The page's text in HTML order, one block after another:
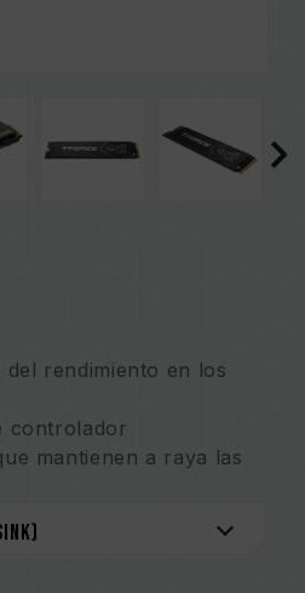
rendimiento en los
controlador
mantienen a raya las
en caché